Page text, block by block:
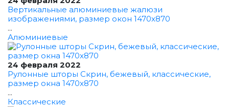
Вертикальные алюминиевые жалюзи
изображениями, размер окон 1470x870
...
Алюминиевые
24 февраля 2022
Рулонные шторы Скрин, бежевый, классические,
размер окна 1470x870
...
Классические